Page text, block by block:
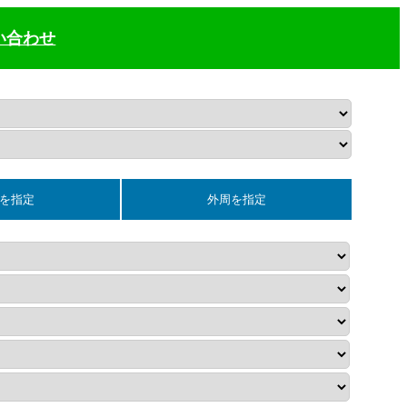
合わせ
指定 外周を指定